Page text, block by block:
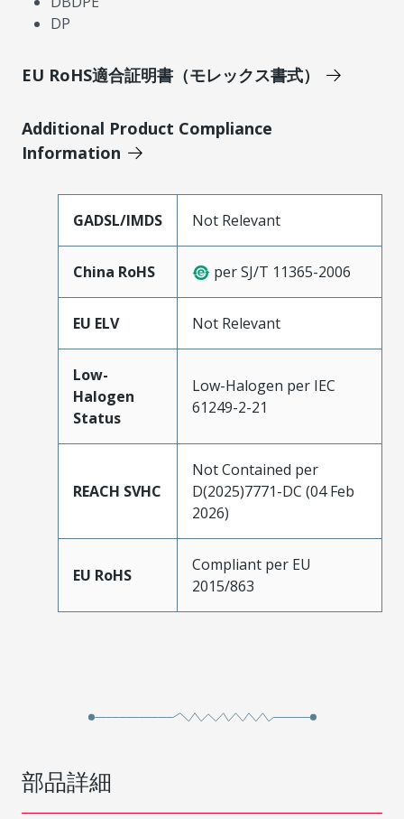
DP
EU RoHS適合証明書（モレックス書式）
Additional Product Compliance
Information
GADSL/IMDS Not Relevant
China RoHS per SJ/T 11365-2006
EU ELV Not Relevant
Low-
Halogen
Status
Low-Halogen per IEC
61249-2-21
REACH SVHC
Not Contained per
D(2025)7771-DC (04 Feb
2026)
EU RoHS
Compliant per EU
2015/863
部品詳細